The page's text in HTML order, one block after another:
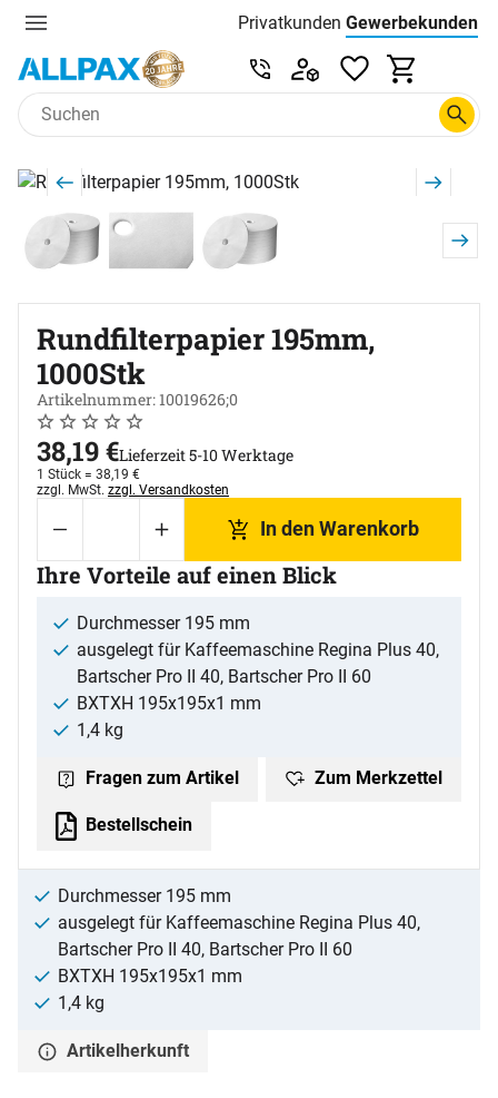
Menu Privatkunden Preisliste:
Gewerbekunden
Zum Hauptinhalt springen
Service & Beratung unter
Produktgalerie
Zur Kaufbox springen
Rundfilterpapier 195mm,
1000Stk
Artikelnummer: 10019626;0
Noch keine Bewertungen abgegeben
0 Bewertungen
38,19€Lieferzeit 5-10 Werktage
1 Stück = 38,19 €
Steuerhinweis:
zzgl. MwSt. zzgl. Versandkosten
In den Warenkorb
Ihre Vorteile auf einen Blick
Durchmesser 195 mm
ausgelegt für Kaffeemaschine Regina Plus 40,
Bartscher Pro II 40, Bartscher Pro II 60
BXTXH 195x195x1 mm
1,4 kg
Fragen zum Artikel Zum Merkzettel
Bestellschein
Durchmesser 195 mm
ausgelegt für Kaffeemaschine Regina Plus 40,
Bartscher Pro II 40, Bartscher Pro II 60
BXTXH 195x195x1 mm
1,4 kg
Artikelherkunft